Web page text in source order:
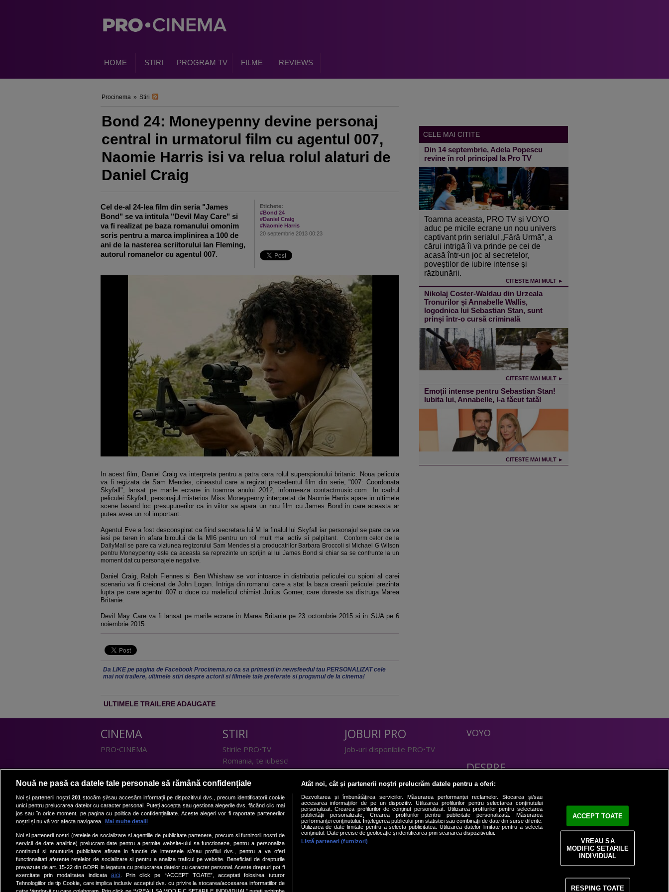
HOME STIRI PROGRAM TV FILME REVIEWS
Procinema » Stiri
Bond 24: Moneypenny devine personaj
central in urmatorul film cu agentul 007,
Naomie Harris isi va relua rolul alaturi de
Daniel Craig
Etichete:
#Bond 24
#Daniel Craig
#Naomie Harris
20 septembrie 2013 00:23
Cel de-al 24-lea film din seria "James
Bond" se va intitula "Devil May Care" si
va fi realizat pe baza romanului omonim
scris pentru a marca implinirea a 100 de
ani de la nasterea scriitorului Ian Fleming,
autorul romanelor cu agentul 007.
In acest film, Daniel Craig va interpreta pentru a patra oara rolul superspionului britanic. Noua pelicula
va fi regizata de Sam Mendes, cineastul care a regizat precedentul film din serie, "007: Coordonata
Skyfall", lansat pe marile ecrane in toamna anului 2012, informeaza contactmusic.com. In cadrul
peliculei Skyfall, personajul misterios Miss Moneypenny interpretat de Naomie Harris apare in ultimele
scene lasand loc presupunerilor ca in viitor sa apara un nou film cu James Bond in care aceasta ar
putea avea un rol important.
Agentul Eve a fost desconspirat ca fiind secretara lui M la finalul lui Skyfall iar personajul se pare ca va
iesi pe teren in afara biroului de la MI6 pentru un rol mult mai activ si palpitant. Conform celor de la
DailyMail se pare ca viziunea regizorului Sam Mendes si a producatrilor Barbara Broccoli si Michael G Wilson
pentru Moneypenny este ca aceasta sa reprezinte un sprijin al lui James Bond si chiar sa se confrunte la un
moment dat cu personajele negative.
Daniel Craig, Ralph Fiennes si Ben Whishaw se vor intoarce in distributia peliculei cu spioni al carei
scenariu va fi creionat de John Logan. Intriga din romanul care a stat la baza crearii peliculei prezinta
lupta pe care agentul 007 o duce cu maleficul chimist Julius Gorner, care doreste sa distruga Marea
Britanie.
Devil May Care va fi lansat pe marile ecrane in Marea Britanie pe 23 octombrie 2015 si in SUA pe 6
noiembrie 2015.
Da LIKE pe pagina de Facebook Procinema.ro ca sa primesti in newsfeedul tau PERSONALIZAT cele
mai noi trailere, ultimele stiri despre actorii si filmele tale preferate si progamul de la cinema!
ULTIMELE TRAILERE ADAUGATE
CELE MAI CITITE
Din 14 septembrie, Adela Popescu
revine în rol principal la Pro TV
Toamna aceasta, PRO TV și VOYO
aduc pe micile ecrane un nou univers
captivant prin serialul „Fără Urmă”, a
cărui intrigă îi va prinde pe cei de
acasă într-un joc al secretelor,
poveștilor de iubire intense și
răzbunării.
CITESTE MAI MULT ►
Nikolaj Coster-Waldau din Urzeala
Tronurilor și Annabelle Wallis,
logodnica lui Sebastian Stan, sunt
prinși într-o cursă criminală
CITESTE MAI MULT ►
Emoții intense pentru Sebastian Stan!
Iubita lui, Annabelle, l-a făcut tată!
CITESTE MAI MULT ►
CINEMA
PRO•CINEMA
DIVERTISMENT
PRO•TV
Romanii au talent
Vocea Romaniei
Las Fierbinti
La Maruta
Apropo TV
STIRI
Stirile PRO•TV
Romania, te iubesc!
TEHNOLOGIE
I Like IT
SPORT
Sport.ro
PRO•ARENA
JOBURI PRO
Job-uri disponibile PRO•TV
LIFESTYLE
Doctor de Bine
Acasă
Acasă Gold
Perfecte
DeBarbati
VOYO
DESPRE
Politica Confidentialitate
Contact
Nouă ne pasă ca datele tale personale să rămână confidențiale
Noi și partenerii noștri 201stocăm și/sau accesăm informații pe dispozitivul dvs., precum identificatorii cookie
unici pentru prelucrarea datelor cu caracter personal. Puteți accepta sau gestiona alegerile dvs. făcând clic mai
jos sau în orice moment, pe pagina cu politica de confidențialitate. Aceste alegeri vor fi raportate partenerilor
noștri și nu vă vor afecta navigarea.
Mai multe detalii
Noi si partenerii nostri (retelele de socializare si agentiile de publicitate partenere, precum si furnizorii nostri de
servicii de date analitice) prelucram date pentru a permite website-ului sa functioneze, pentru a personaliza
continutul si anunturile publicitare afisate in functie de interesele si/sau profilul dvs., pentru a va oferi
functionalitati aferente retelelor de socializare si pentru a analiza traficul pe website. Beneficiati de drepturile
prevazute de art. 15-22 din GDPR in legatura cu prelucrarea datelor cu caracter personal. Aceste drepturi pot fi
exercitate prin modalitatea indicata aici . Prin click pe “ACCEPT TOATE”, acceptati folosirea tuturor
Tehnologiilor de tip Cookie, care implica inclusiv acceptul dvs. cu privire la stocarea/accesarea informatiilor de
Atât noi, cât și partenerii noștri prelucrăm datele pentru a oferi:
Dezvoltarea și îmbunătățirea serviciilor. Măsurarea performanței reclamelor. Stocarea și/sau
accesarea informațiilor de pe un dispozitiv. Utilizarea profilurilor pentru selectarea conținutului
personalizat. Crearea profilurilor de conținut personalizat. Utilizarea profilurilor pentru selectarea
publicității personalizate. Crearea profilurilor pentru publicitate personalizată. Măsurarea
performanței conținutului. Înțelegerea publicului prin statistici sau combinații de date din surse diferite.
Utilizarea de date limitate pentru a selecta publicitatea. Utilizarea datelor limitate pentru a selecta
conținutul. Date precise de geolocație și identificarea prin scanarea dispozitivului.
Listă parteneri (furnizori)
ACCEPT TOATE
RESPING TOATE
VREAU SA
MODIFIC SETARILE
INDIVIDUAL